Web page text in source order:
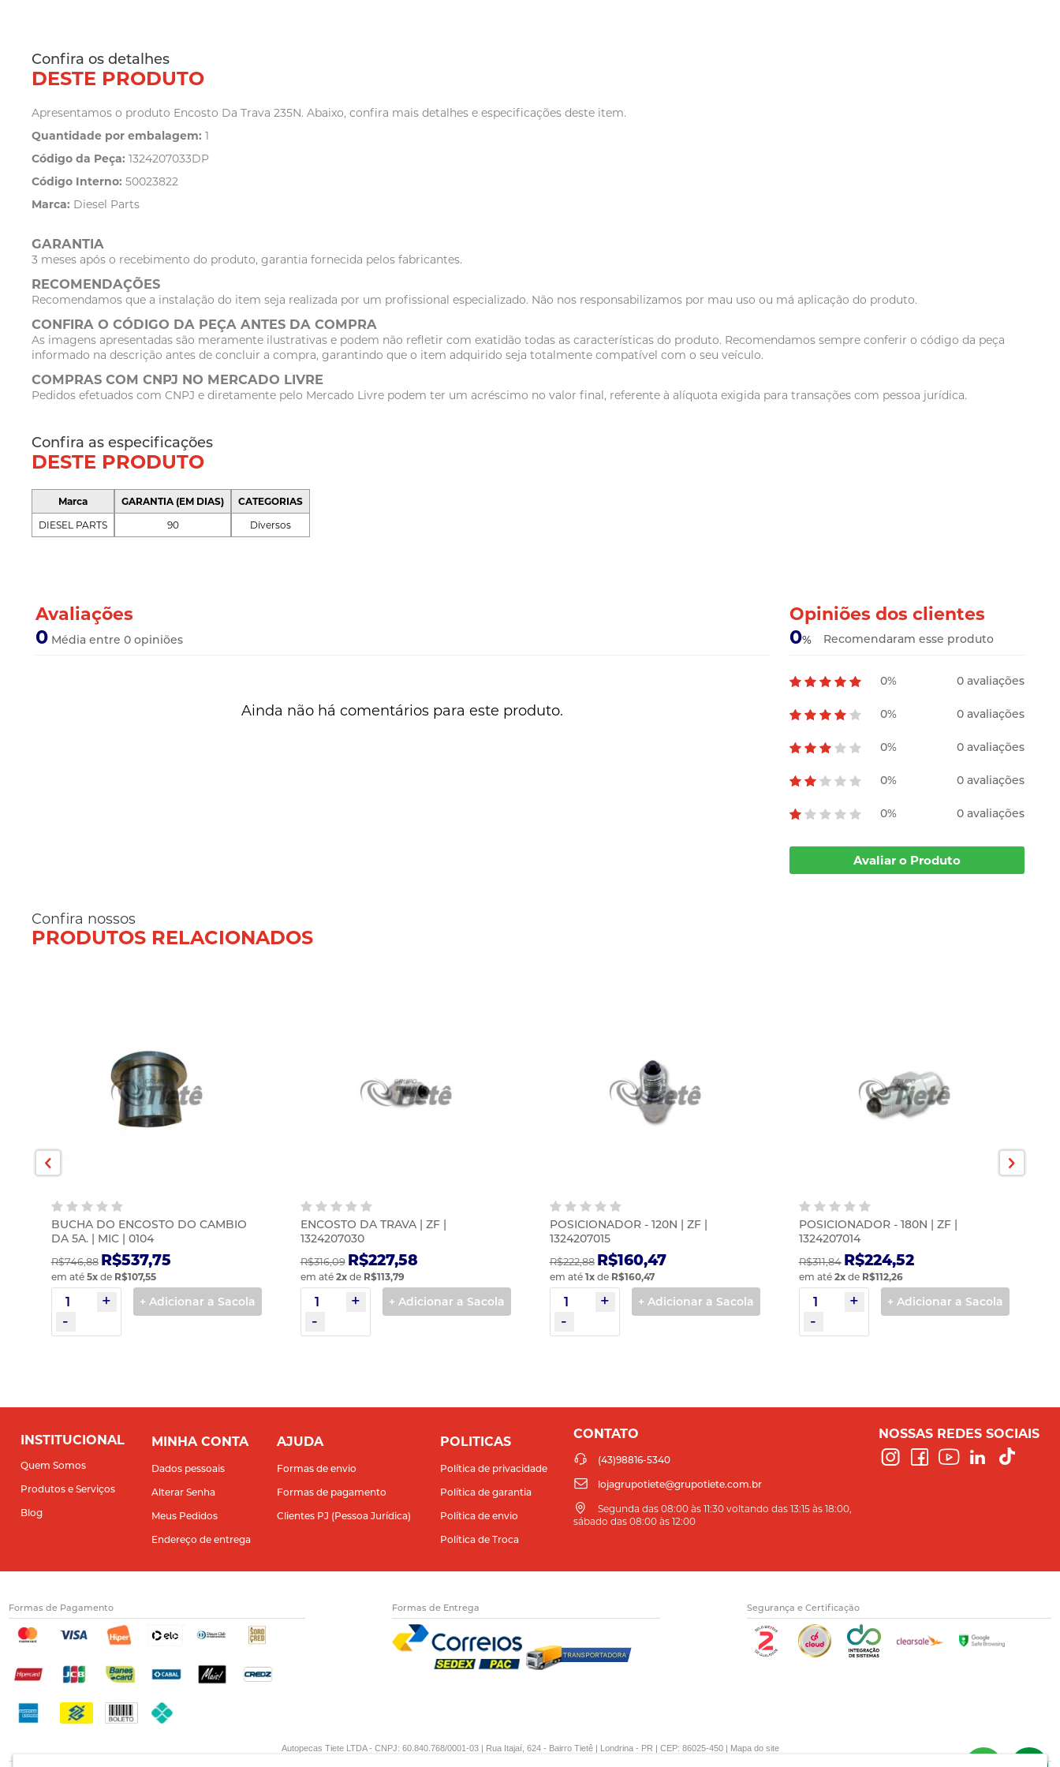
Confira os detalhes
DESTE PRODUTO
Apresentamos o produto Encosto Da Trava 235N. Abaixo, confira mais detalhes e especificações deste item.
Quantidade por embalagem: 1
Código da Peça: 1324207033DP
Código Interno: 50023822
Marca: Diesel Parts
GARANTIA
3 meses após o recebimento do produto, garantia fornecida pelos fabricantes.
RECOMENDAÇÕES
Recomendamos que a instalação do item seja realizada por um profissional especializado. Não nos responsabilizamos por mau uso ou má aplicação do produto.
CONFIRA O CÓDIGO DA PEÇA ANTES DA COMPRA
As imagens apresentadas são meramente ilustrativas e podem não refletir com exatidão todas as características do produto. Recomendamos sempre conferir o código da peça
informado na descrição antes de concluir a compra, garantindo que o item adquirido seja totalmente compatível com o seu veículo.
COMPRAS COM CNPJ NO MERCADO LIVRE
Pedidos efetuados com CNPJ e diretamente pelo Mercado Livre podem ter um acréscimo no valor final, referente à alíquota exigida para transações com pessoa jurídica.
Confira as especificações
DESTE PRODUTO
Marca
DIESEL PARTS
GARANTIA (EM DIAS)
90
CATEGORIAS
Diversos
Avaliações
0 Média entre 0 opiniões
Ainda não há comentários para este produto.
Opiniões dos clientes
0% Recomendaram esse produto
0% 0 avaliações
0% 0 avaliações
0% 0 avaliações
0% 0 avaliações
0% 0 avaliações
Avaliar o Produto
Confira nossos
PRODUTOS RELACIONADOS
BUCHA DO ENCOSTO DO CAMBIO
DA 5A. | MIC | 0104
R$746,88 R$537,75
em até 5xde R$107,55
+ Adicionar a Sacola
ENCOSTO DA TRAVA | ZF |
1324207030
R$316,09 R$227,58
em até 2xde R$113,79
+ Adicionar a Sacola
POSICIONADOR - 120N | ZF |
1324207015
R$222,88 R$160,47
em até 1xde R$160,47
+ Adicionar a Sacola
POSICIONADOR - 180N | ZF |
1324207014
R$311,84 R$224,52
em até 2xde R$112,26
+ Adicionar a Sacola
INSTITUCIONAL
Quem Somos
Produtos e Serviços
Blog
MINHA CONTA
Dados pessoais
Alterar Senha
Meus Pedidos
Endereço de entrega
AJUDA
Formas de envio
Formas de pagamento
Clientes PJ (Pessoa Jurídica)
POLITICAS
Política de privacidade
Política de garantia
Política de envio
Política de Troca
CONTATO
(43)98816-5340
lojagrupotiete@grupotiete.com.br
Segunda das 08:00 às 11:30 voltando das 13:15 às 18:00,
sábado das 08:00 às 12:00
NOSSAS REDES SOCIAIS
Formas de Pagamento Formas de Entrega Segurança e Certificação
Autopecas Tiete LTDA - CNPJ: 60.840.768/0001-03 | Rua Itajaí, 624 - Bairro Tietê | Londrina - PR | CEP: 86025-450 | Mapa do site